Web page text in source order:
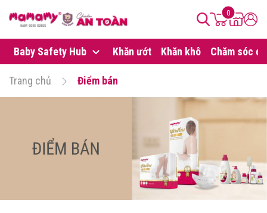
0
Baby Safety Hub Khăn ướt Khăn khô Chăm sóc da
Trang chủ Điểm bán